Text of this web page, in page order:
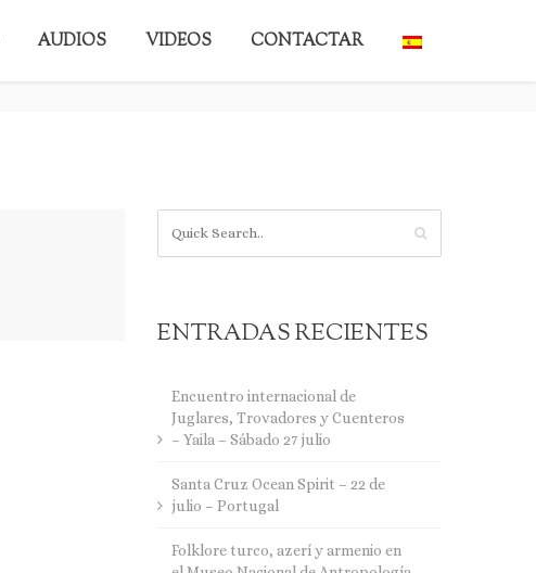
AUDIOS VIDEOS CONTACTAR
ENTRADAS RECIENTES
Encuentro internacional de
Juglares, Trovadores y Cuenteros
– Yaila – Sábado 27 julio
Santa Cruz Ocean Spirit – 22 de
julio – Portugal
Folklore turco, azerí y armenio en